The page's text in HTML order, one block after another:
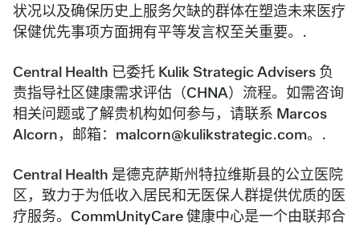
状况以及确保历史上服务欠缺的群体在塑造未来医疗
保健优先事项方面拥有平等发言权至关重要。.
Central Health 已委托 Kulik Strategic Advisers 负
责指导社区健康需求评估（CHNA）流程。如需咨询
相关问题或了解贵机构如何参与，请联系 Marcos
Alcorn，邮箱：malcorn@kulikstrategic.com。.
Central Health 是德克萨斯州特拉维斯县的公立医院
区，致力于为低收入居民和无医保人群提供优质的医
疗服务。CommUnityCare 健康中心是一个由联邦合